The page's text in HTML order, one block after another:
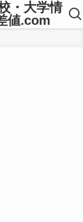
・大学情
値.com